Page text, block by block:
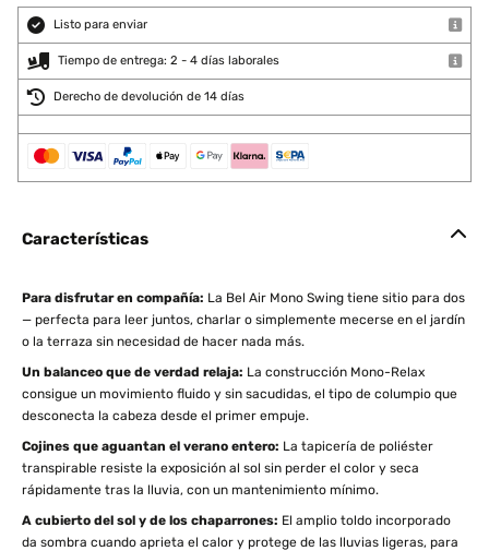
Listo para enviar
Tiempo de entrega: 2 - 4 días laborales
Derecho de devolución de 14 días
Características
Para disfrutar en compañía: La Bel Air Mono Swing tiene sitio para dos
— perfecta para leer juntos, charlar o simplemente mecerse en el jardín
o la terraza sin necesidad de hacer nada más.
Un balanceo que de verdad relaja: La construcción Mono-Relax
consigue un movimiento fluido y sin sacudidas, el tipo de columpio que
desconecta la cabeza desde el primer empuje.
Cojines que aguantan el verano entero: La tapicería de poliéster
transpirable resiste la exposición al sol sin perder el color y seca
rápidamente tras la lluvia, con un mantenimiento mínimo.
A cubierto del sol y de los chaparrones: El amplio toldo incorporado
da sombra cuando aprieta el calor y protege de las lluvias ligeras, para